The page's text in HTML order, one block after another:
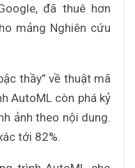
đã thuê hơn
mảng Nghiên cứu
thầy” về thuật mã
AutoML còn phá kỷ
ảnh theo nội dung.
tới 82%.